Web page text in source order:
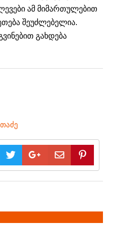
ამ მიმართულებით
შეუძლებელია.
გახდება